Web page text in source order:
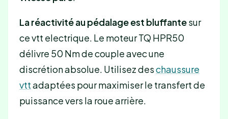
La réactivité au pédalage est bluffantesur
ce vtt electrique. Le moteur TQ HPR50
délivre 50 Nm de couple avec une
discrétion absolue. Utilisez deschaussure
vttadaptées pour maximiser le transfert de
puissance vers la roue arrière.